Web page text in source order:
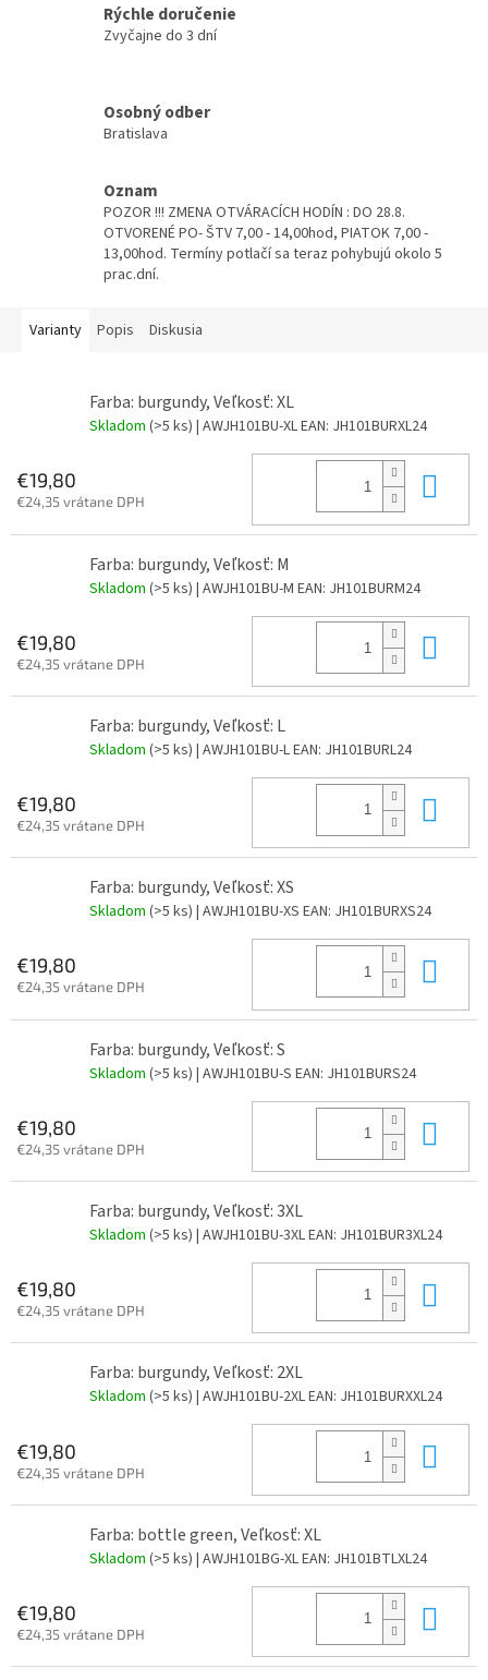
Rýchle doručenie
Zvyčajne do 3 dní
Osobný odber
Bratislava
Oznam
POZOR !!! ZMENA OTVÁRACÍCH HODÍN : DO 28.8.
OTVORENÉ PO- ŠTV 7,00 - 14,00hod, PIATOK 7,00 -
13,00hod. Termíny potlačí sa teraz pohybujú okolo 5
prac.dní.
Varianty Popis Diskusia
Farba: burgundy, Veľkosť: XL
Skladom (>5 ks) | AWJH101BU-XLEAN: JH101BURXL24
€19,80
€24,35 vrátane DPH
Farba: burgundy, Veľkosť: M
Skladom (>5 ks) | AWJH101BU-M EAN: JH101BURM24
€19,80
€24,35 vrátane DPH
Farba: burgundy, Veľkosť: L
Skladom (>5 ks) | AWJH101BU-LEAN: JH101BURL24
€19,80
€24,35 vrátane DPH
Farba: burgundy, Veľkosť: XS
Skladom (>5 ks) | AWJH101BU-XS EAN: JH101BURXS24
€19,80
€24,35 vrátane DPH
Farba: burgundy, Veľkosť: S
Skladom (>5 ks) | AWJH101BU-S EAN: JH101BURS24
€19,80
€24,35 vrátane DPH
Farba: burgundy, Veľkosť: 3XL
Skladom (>5 ks) | AWJH101BU-3XLEAN: JH101BUR3XL24
€19,80
€24,35 vrátane DPH
Farba: burgundy, Veľkosť: 2XL
Skladom (>5 ks) | AWJH101BU-2XLEAN: JH101BURXXL24
€19,80
€24,35 vrátane DPH
Farba: bottle green, Veľkosť: XL
Skladom (>5 ks) | AWJH101BG-XLEAN: JH101BTLXL24
€19,80
€24,35 vrátane DPH